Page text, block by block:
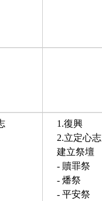
1.復興
2.立定心志
建立祭壇
- 贖罪祭
- 燔祭
- 平安祭